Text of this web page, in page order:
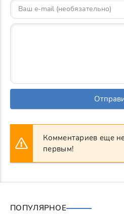
Комментариев еще
первым!
ПОПУЛЯРНОЕ